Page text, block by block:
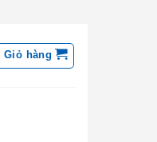
Giỏ hàng